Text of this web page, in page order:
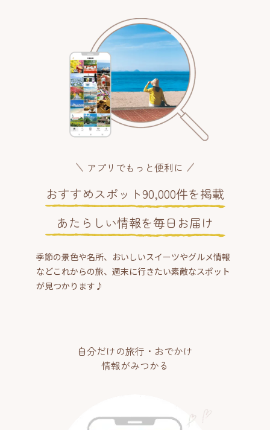
アプリでもっと便利に
おすすめスポット90,000件を掲載
あたらしい情報を毎日お届け
季節の景色や名所、おいしいスイーツやグルメ情報
などこれからの旅、週末に行きたい素敵なスポット
が見つかります♪
自分だけの旅行・おでかけ
情報がみつかる